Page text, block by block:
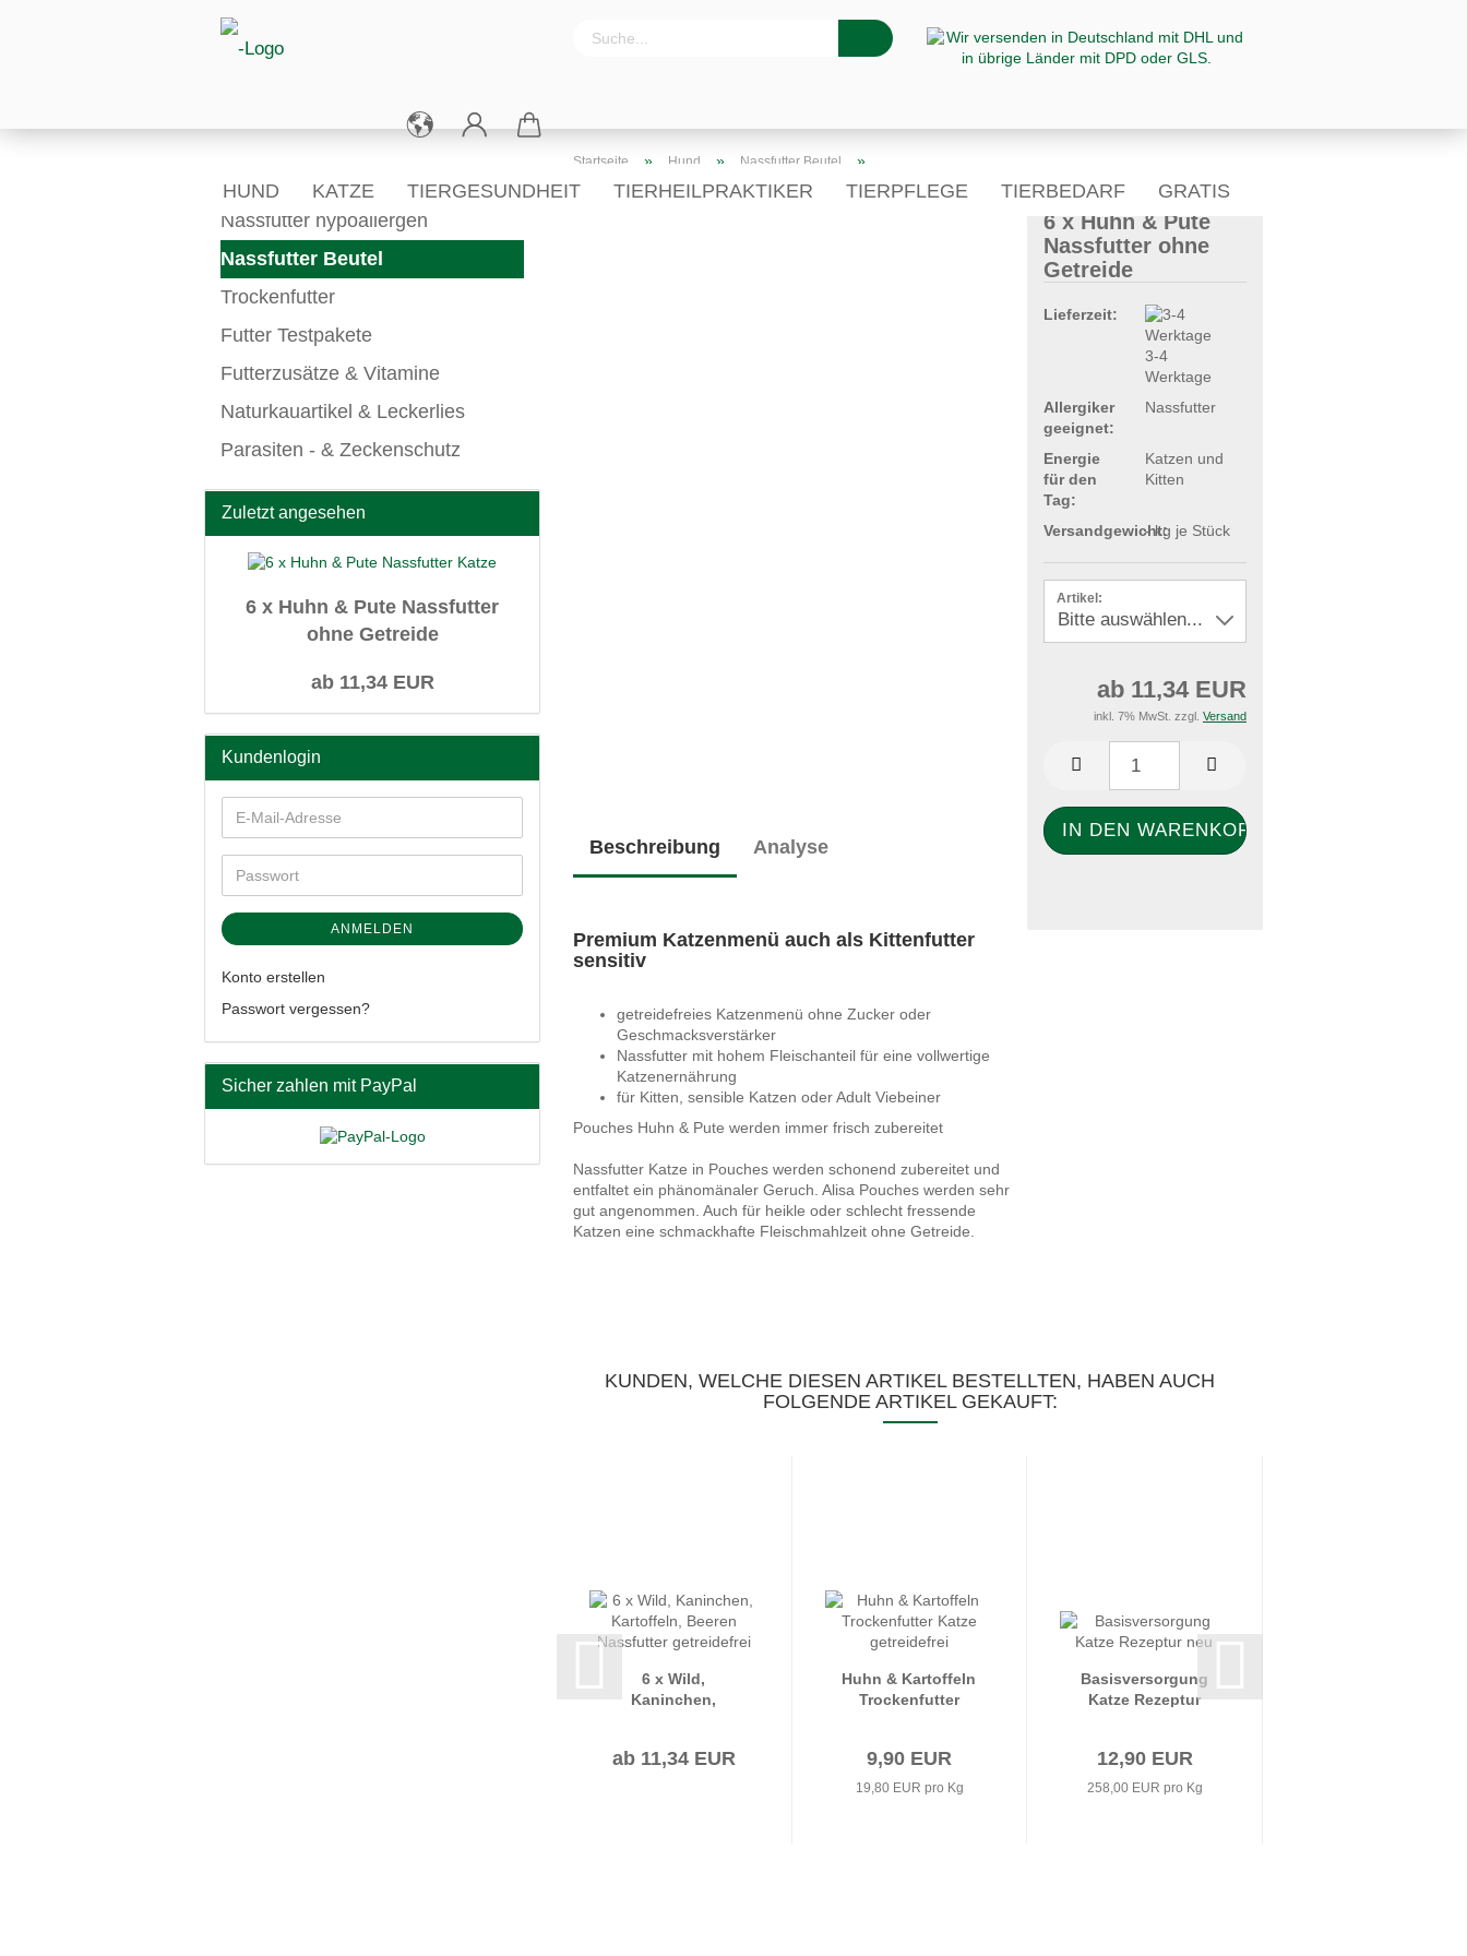
HUND KATZE TIERGESUNDHEIT TIERHEILPRAKTIKER TIERPFLEGE TIERBEDARF GRATIS
♛ ALLERGIEN
Startseite » Hund » Nassfutter Beutel »
6 x Huhn & Pute Nassfutter ohne Getreide
6 x Huhn & Pute
Nassfutter ohne
Getreide
Lieferzeit:
3-4
Werktage
Allergiker
geeignet:
Nassfutter
Energie
für den
Tag:
Katzen und
Kitten
Versandgewicht:
-kg je Stück
Artikel:
ab 11,34 EUR
inkl. 7% MwSt. zzgl. Versand
Beschreibung Analyse
Premium Katzenmenü auch als Kittenfutter
sensitiv
getreidefreies Katzenmenü ohne Zucker oder
Geschmacksverstärker
Nassfutter mit hohem Fleischanteil für eine vollwertige
Katzenernährung
für Kitten, sensible Katzen oder Adult Viebeiner
Pouches Huhn & Pute werden immer frisch zubereitet
Nassfutter Katze in Pouches werden schonend zubereitet und
entfaltet ein phänomänaler Geruch. Alisa Pouches werden sehr
gut angenommen. Auch für heikle oder schlecht fressende
Katzen eine schmackhafte Fleischmahlzeit ohne Getreide.
KUNDEN, WELCHE DIESEN ARTIKEL BESTELLTEN, HABEN AUCH
FOLGENDE ARTIKEL GEKAUFT:
6 x Wild,
Kaninchen,
getreidefrei
ab 11,34 EUR
Huhn & Kartoffeln
Trockenfutter
9,90 EUR
19,80 EUR pro Kg
Basisversorgung
Katze Rezeptur
12,90 EUR
258,00 EUR pro Kg
Nassfutter hypoallergen
Nassfutter Beutel
Trockenfutter
Futter Testpakete
Futterzusätze & Vitamine
Naturkauartikel & Leckerlies
Parasiten - & Zeckenschutz
Zuletzt angesehen
6 x Huhn & Pute Nassfutter
ohne Getreide
ab 11,34 EUR
Kundenlogin
ANMELDEN
Konto erstellen
Passwort vergessen?
Sicher zahlen mit PayPal